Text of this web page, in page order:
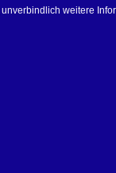
unverbindlich weitere